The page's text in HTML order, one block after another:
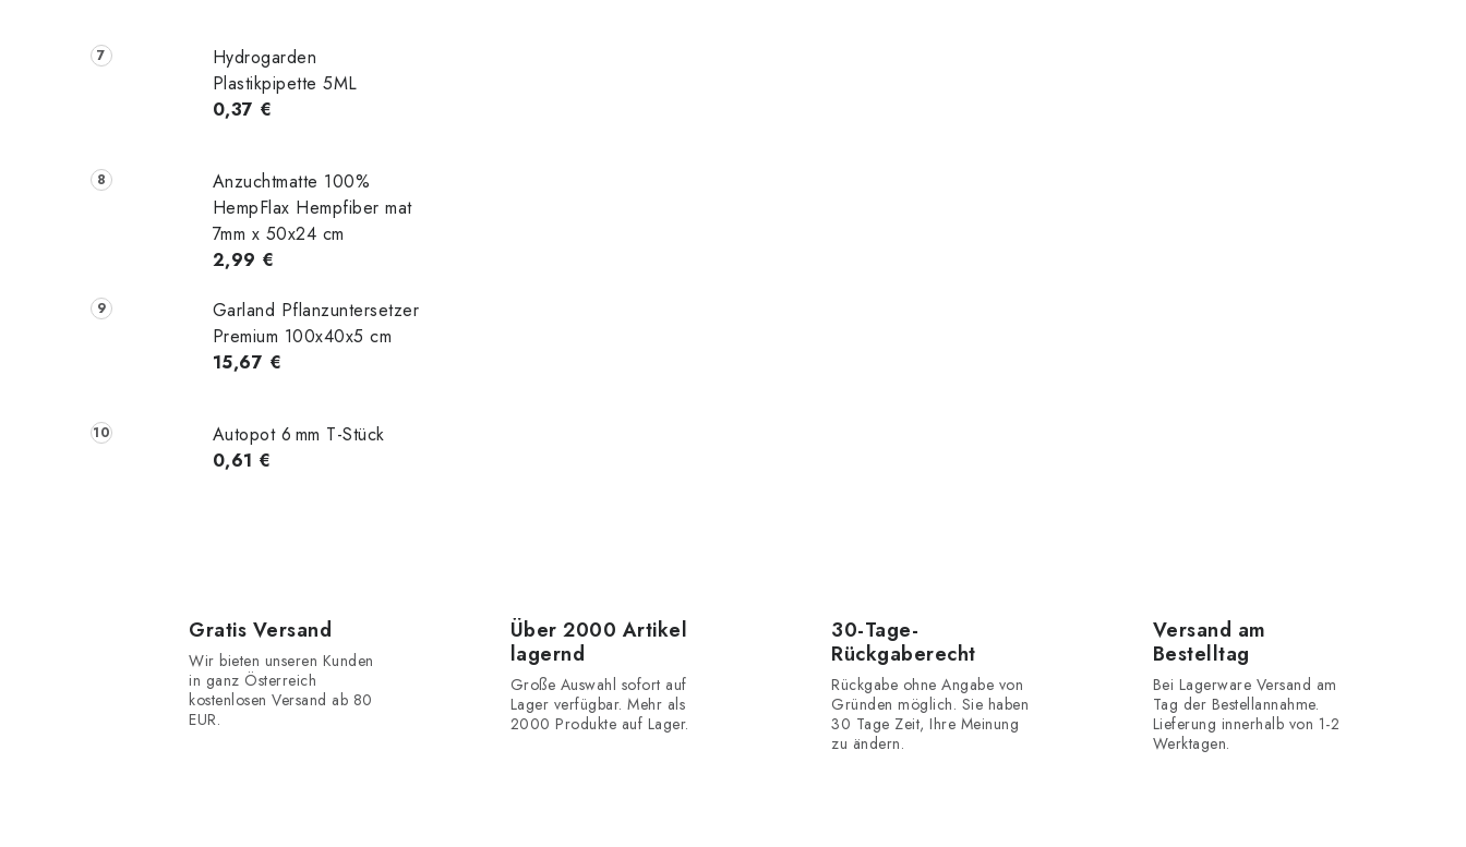
Hydrogarden
Plastikpipette 5ML
0,37 €
Anzuchtmatte 100%
HempFlax Hempfiber mat
7mm x 50x24 cm
2,99 €
Garland Pflanzuntersetzer
Premium 100x40x5 cm
15,67 €
Autopot 6 mm T-Stück
0,61 €
Gratis Versand
Wir bieten unseren Kunden
in ganz Österreich
kostenlosen Versand ab 80
EUR.
Über 2000 Artikel
lagernd
Große Auswahl sofort auf
Lager verfügbar. Mehr als
2000 Produkte auf Lager.
30-Tage-
Rückgaberecht
Rückgabe ohne Angabe von
Gründen möglich. Sie haben
30 Tage Zeit, Ihre Meinung
zu ändern.
Versand am
Bestelltag
Bei Lagerware Versand am
Tag der Bestellannahme.
Lieferung innerhalb von 1-2
Werktagen.